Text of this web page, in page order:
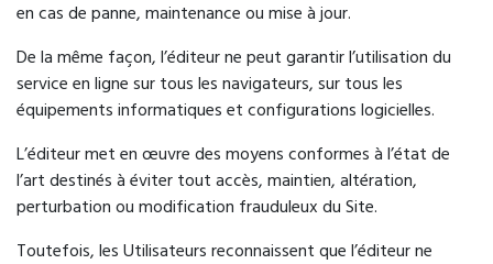
en cas de panne, maintenance ou mise à jour.
De la même façon, l’éditeur ne peut garantir l’utilisation du
service en ligne sur tous les navigateurs, sur tous les
équipements informatiques et configurations logicielles.
L’éditeur met en œuvre des moyens conformes à l’état de
l’art destinés à éviter tout accès, maintien, altération,
perturbation ou modification frauduleux du Site.
Toutefois, les Utilisateurs reconnaissent que l’éditeur ne